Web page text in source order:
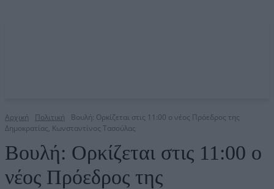
Αρχική Πολιτική
Βουλή: Ορκίζεται στις 11:00 ο νέος Πρόεδρος της
Δημοκρατίας, Κωνσταντίνος Τασούλας
Βουλή: Ορκίζεται στις 11:00 ο
νέος Πρόεδρος της